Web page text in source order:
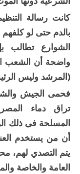
كانت رسالة
بالدم حتى لو كلفهم
الشوارع تطالب
واضحة أن الشعب
(المرشد وليس
فحمى الجيش
تراق دماء
المسلحة فى ذلك
أن من يستخدم
يتم التصدي لهم،
العامة والخاصة